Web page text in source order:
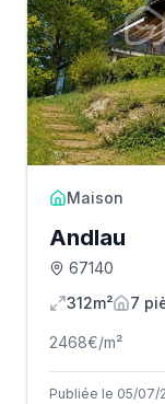
Maison
Andlau
67140
312m²
7
2468€/m²
Publiée le 05/07/